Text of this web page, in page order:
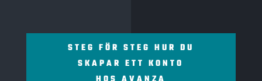
STEG FÖR STEG HUR DU
SKAPAR ETT KONTO